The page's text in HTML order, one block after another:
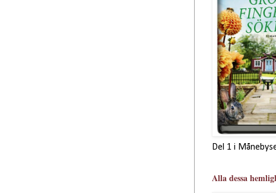
Del 1 i
Alla dessa